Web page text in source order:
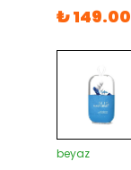
₺ 149.00
beyaz